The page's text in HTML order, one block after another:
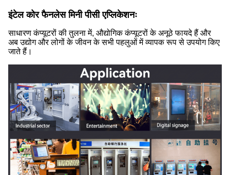
इंटेल कोर फैनलेस मिनी पीसी एप्लिकेशनः
साधारण कंप्यूटरों की तुलना में, औद्योगिक कंप्यूटरों के अनूठे फायदे हैं और
अब उद्योग और लोगों के जीवन के सभी पहलुओं में व्यापक रूप से उपयोग किए
जाते हैं।